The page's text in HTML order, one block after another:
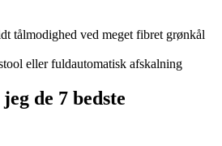
tålmodighed ved meget fibret grønkål
eller fuldautomatisk afskalning
de 7 bedste